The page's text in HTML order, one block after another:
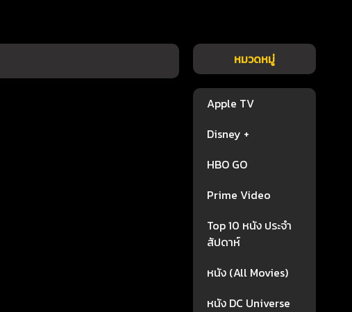
หมวดหมู่
Apple TV
Disney +
HBO GO
Prime Video
Top 10 หนัง ประจำ
สัปดาห์
หนัง (All Movies)
หนัง DC Universe